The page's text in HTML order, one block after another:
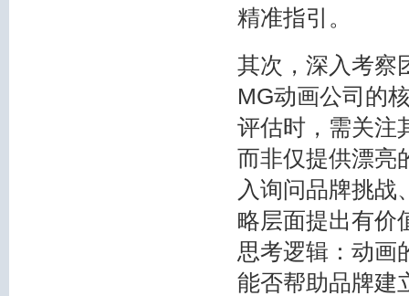
精准指引。
其次，深入考察
MG动画公司的
评估时，需关注
而非仅提供漂亮
入询问品牌挑战
略层面提出有价
思考逻辑：动画
能否帮助品牌建